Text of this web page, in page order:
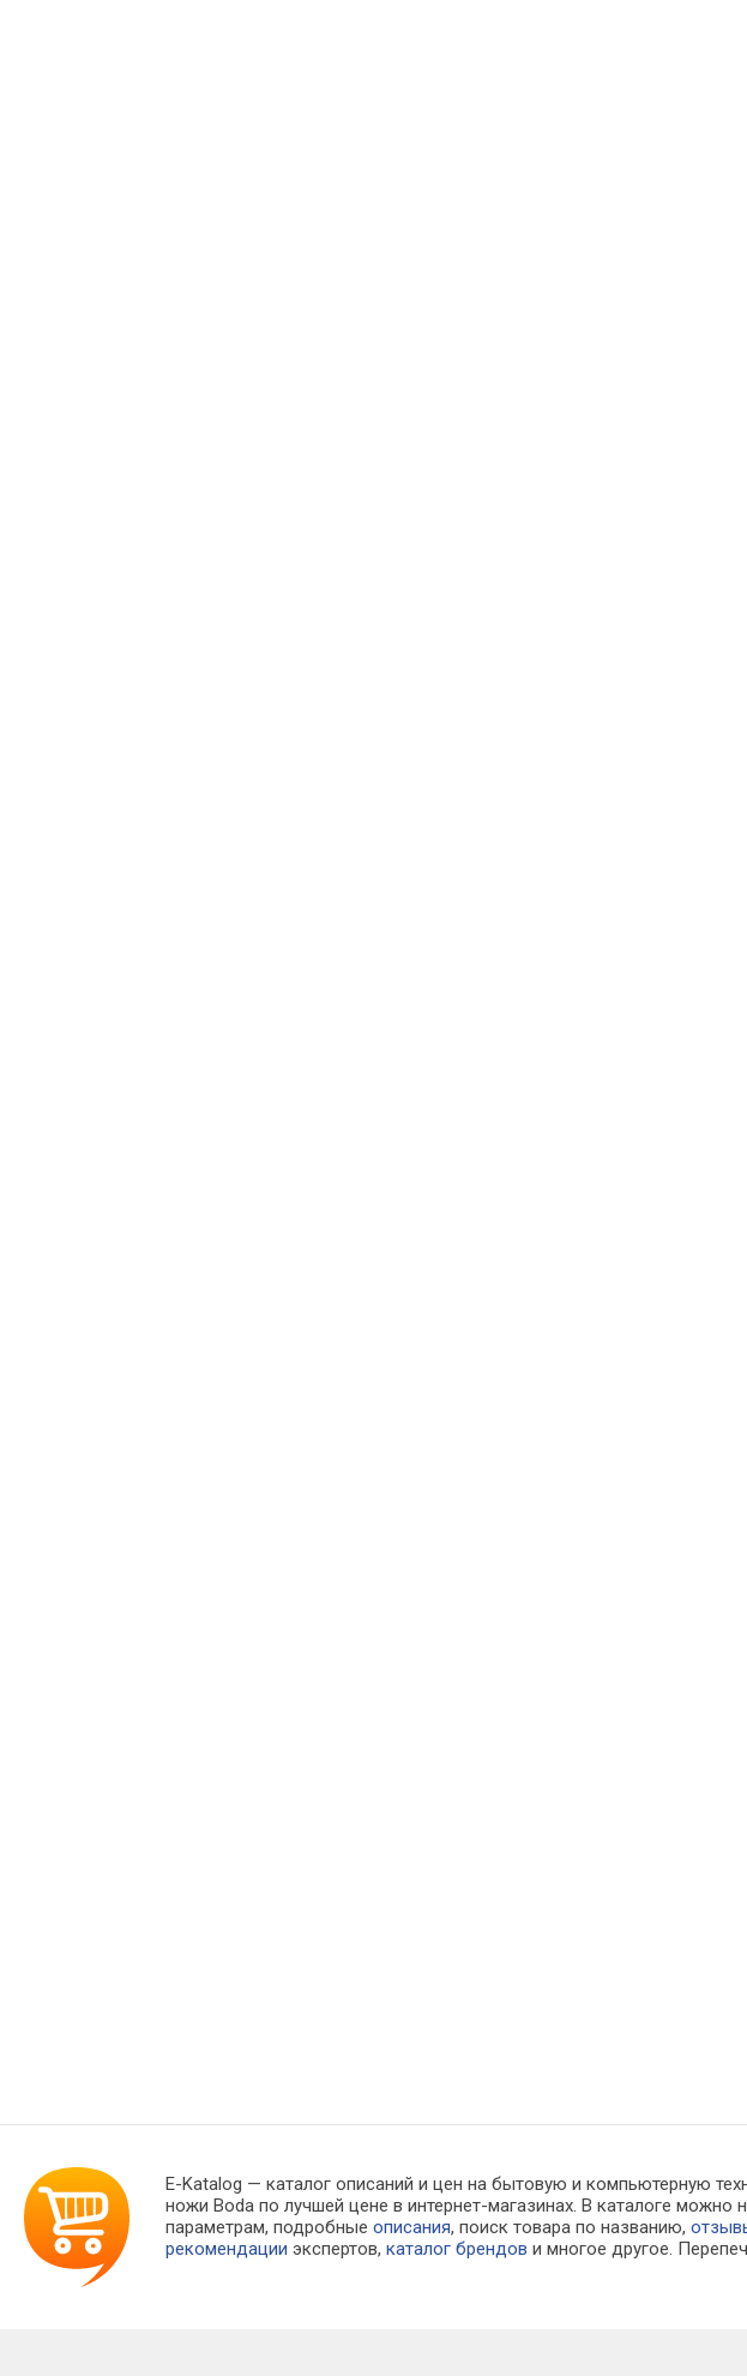
E-Katalog — каталог описаний и цен на бытовую и компьютерную
ножи Boda по лучшей цене в интернет-магазинах. В каталоге
параметрам, подробныеописания, поиск товара по названию,
рекомендации экспертов,каталог брендов и многое другое.